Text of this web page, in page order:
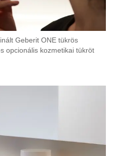
Geberit ONE tükrös
opcionális kozmetikai tükröt